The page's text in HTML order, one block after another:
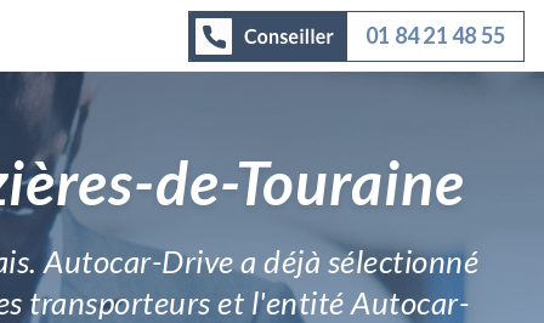
01 84 21 48 55
de-Touraine
Autocar-Drive a déjà sélectionné
transporteurs et l'entité Autocar-